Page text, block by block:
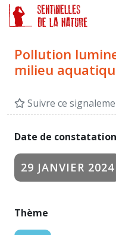
Pollution
milieu
Suivre ce
Date de constatation
29 JANVIER 2024
Thème
Panneau de gestion des